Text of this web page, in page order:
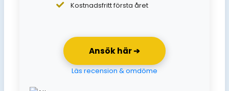
Kostnadsfritt första året
Ansök här ➔
Läs recension & omdöme